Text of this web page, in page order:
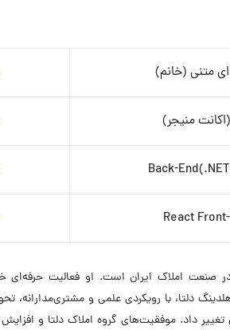
متنی (خانم)
منیجر)
هلدینگ دلتا، با رویکردی علمی و